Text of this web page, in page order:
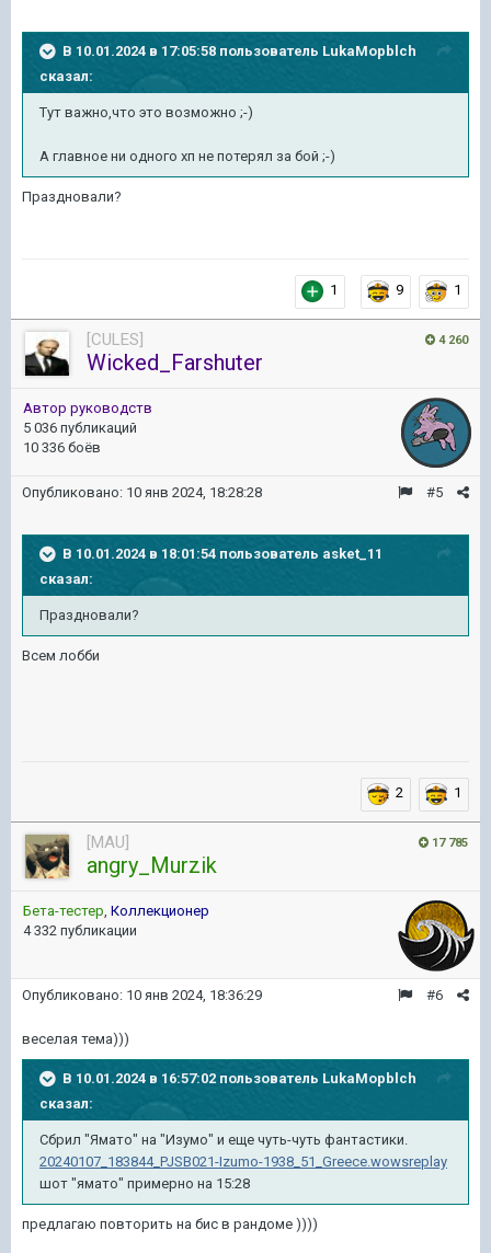
В 10.01.2024 в 17:05:58 пользователь LukaMopblch
сказал:
Тут важно,что это возможно ;-)
А главное ни одного хп не потерял за бой ;-)
Праздновали?
1 9 1
4 260
[CULES]
Wicked_Farshuter
Автор руководств
5 036 публикаций
10 336 боёв
#5
Опубликовано: 10 янв 2024, 18:28:28
В 10.01.2024 в 18:01:54 пользователь asket_11
сказал:
Праздновали?
Всем лобби
2 1
17 785
[MAU]
angry_Murzik
Бета-тестер Коллекционер
4 332 публикации
#6
Опубликовано: 10 янв 2024, 18:36:29
веселая тема)))
В 10.01.2024 в 16:57:02 пользователь LukaMopblch
сказал:
Сбрил "Ямато" на "Изумо" и еще чуть-чуть фантастики.
20240107_183844_PJSB021-Izumo-1938_51_Greece.wowsreplay
шот "ямато" примерно на 15:28
предлагаю повторить на бис в рандоме ))))